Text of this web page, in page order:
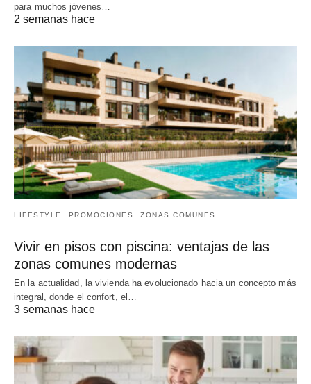
para muchos jóvenes…
2 semanas hace
LIFESTYLE PROMOCIONES ZONAS COMUNES
Vivir en pisos con piscina: ventajas de las
zonas comunes modernas
En la actualidad, la vivienda ha evolucionado hacia un concepto más
integral, donde el confort, el…
3 semanas hace